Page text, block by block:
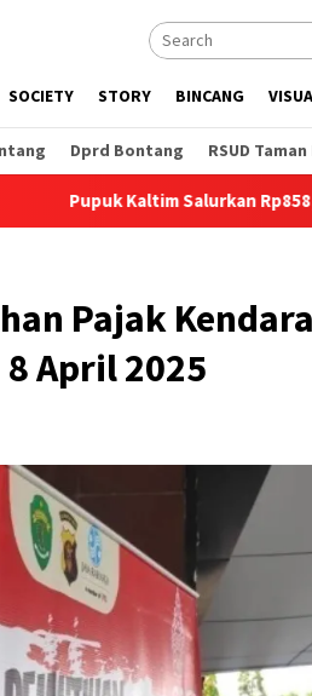
SOCIETY STORY BINCANG
Dprd Bontang RSUD
Kaltim Salurkan Rp858,7 Juta
Pajak
April 2025